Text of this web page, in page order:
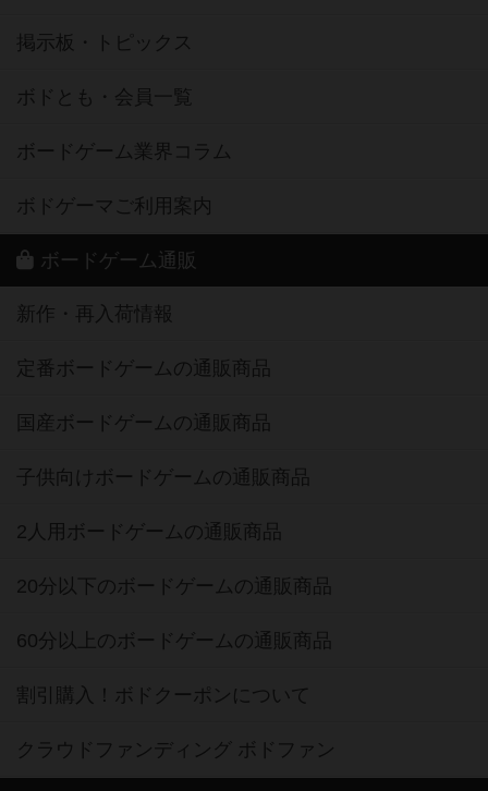
掲示板・トピックス
ボドとも・会員一覧
ボードゲーム業界コラム
ボドゲーマご利用案内
ボードゲーム通販
新作・再入荷情報
定番ボードゲームの通販商品
国産ボードゲームの通販商品
子供向けボードゲームの通販商品
2人用ボードゲームの通販商品
20分以下のボードゲームの通販商品
60分以上のボードゲームの通販商品
割引購入！ボドクーポンについて
クラウドファンディング ボドファン